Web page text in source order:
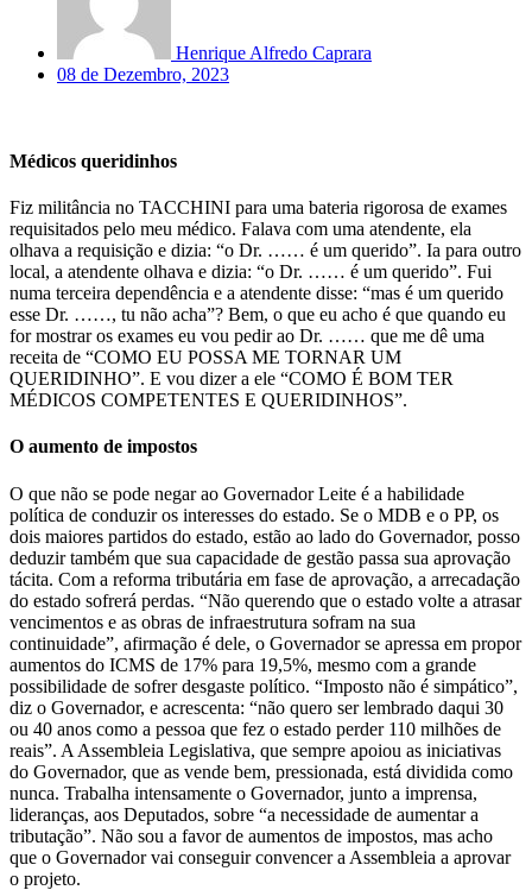
Henrique Alfredo Caprara
08 de Dezembro, 2023
Médicos queridinhos
Fiz militância no TACCHINI para uma bateria rigorosa de exames
requisitados pelo meu médico. Falava com uma atendente, ela
olhava a requisição e dizia: “o Dr. …… é um querido”. Ia para outro
local, a atendente olhava e dizia: “o Dr. …… é um querido”. Fui
numa terceira dependência e a atendente disse: “mas é um querido
esse Dr. ……, tu não acha”? Bem, o que eu acho é que quando eu
for mostrar os exames eu vou pedir ao Dr. …… que me dê uma
receita de “COMO EU POSSA ME TORNAR UM
QUERIDINHO”. E vou dizer a ele “COMO É BOM TER
MÉDICOS COMPETENTES E QUERIDINHOS”.
O aumento de impostos
O que não se pode negar ao Governador Leite é a habilidade
política de conduzir os interesses do estado. Se o MDB e o PP, os
dois maiores partidos do estado, estão ao lado do Governador, posso
deduzir também que sua capacidade de gestão passa sua aprovação
tácita. Com a reforma tributária em fase de aprovação, a arrecadação
do estado sofrerá perdas. “Não querendo que o estado volte a atrasar
vencimentos e as obras de infraestrutura sofram na sua
continuidade”, afirmação é dele, o Governador se apressa em propor
aumentos do ICMS de 17% para 19,5%, mesmo com a grande
possibilidade de sofrer desgaste político. “Imposto não é simpático”,
diz o Governador, e acrescenta: “não quero ser lembrado daqui 30
ou 40 anos como a pessoa que fez o estado perder 110 milhões de
reais”. A Assembleia Legislativa, que sempre apoiou as iniciativas
do Governador, que as vende bem, pressionada, está dividida como
nunca. Trabalha intensamente o Governador, junto a imprensa,
lideranças, aos Deputados, sobre “a necessidade de aumentar a
tributação”. Não sou a favor de aumentos de impostos, mas acho
que o Governador vai conseguir convencer a Assembleia a aprovar
o projeto.